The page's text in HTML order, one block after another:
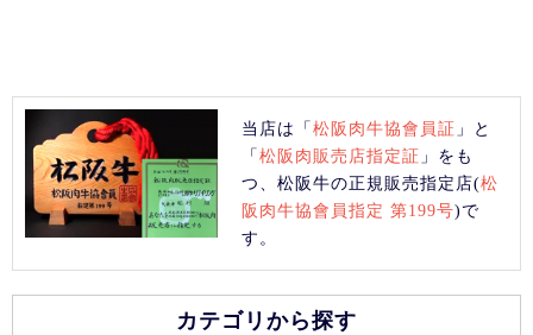
当店は「松阪肉牛協會員証 」と
「松阪肉販売店指定証 」をも
つ、松阪牛の正規販売指定店(松
阪肉牛協會員指定 第199号)で
す。
カテゴリから探す